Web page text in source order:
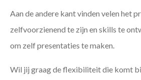
Aan de andere kant vinden velen het
zelfvoorzienend te zijn en skills te
om zelf presentaties te maken.
Wil jij graag de flexibiliteit die komt